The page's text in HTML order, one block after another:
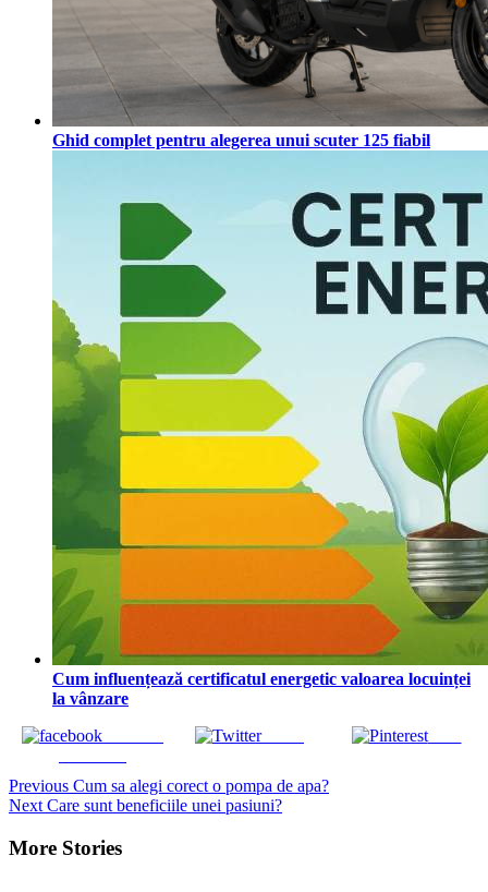
Ghid complet pentru alegerea unui scuter 125 fiabil
Cum influențează certificatul energetic valoarea locuinței
la vânzare
Tweet Save
Continue
Reading
Previous Cum sa alegi corect o pompa de apa?
Next Care sunt beneficiile unei pasiuni?
More Stories